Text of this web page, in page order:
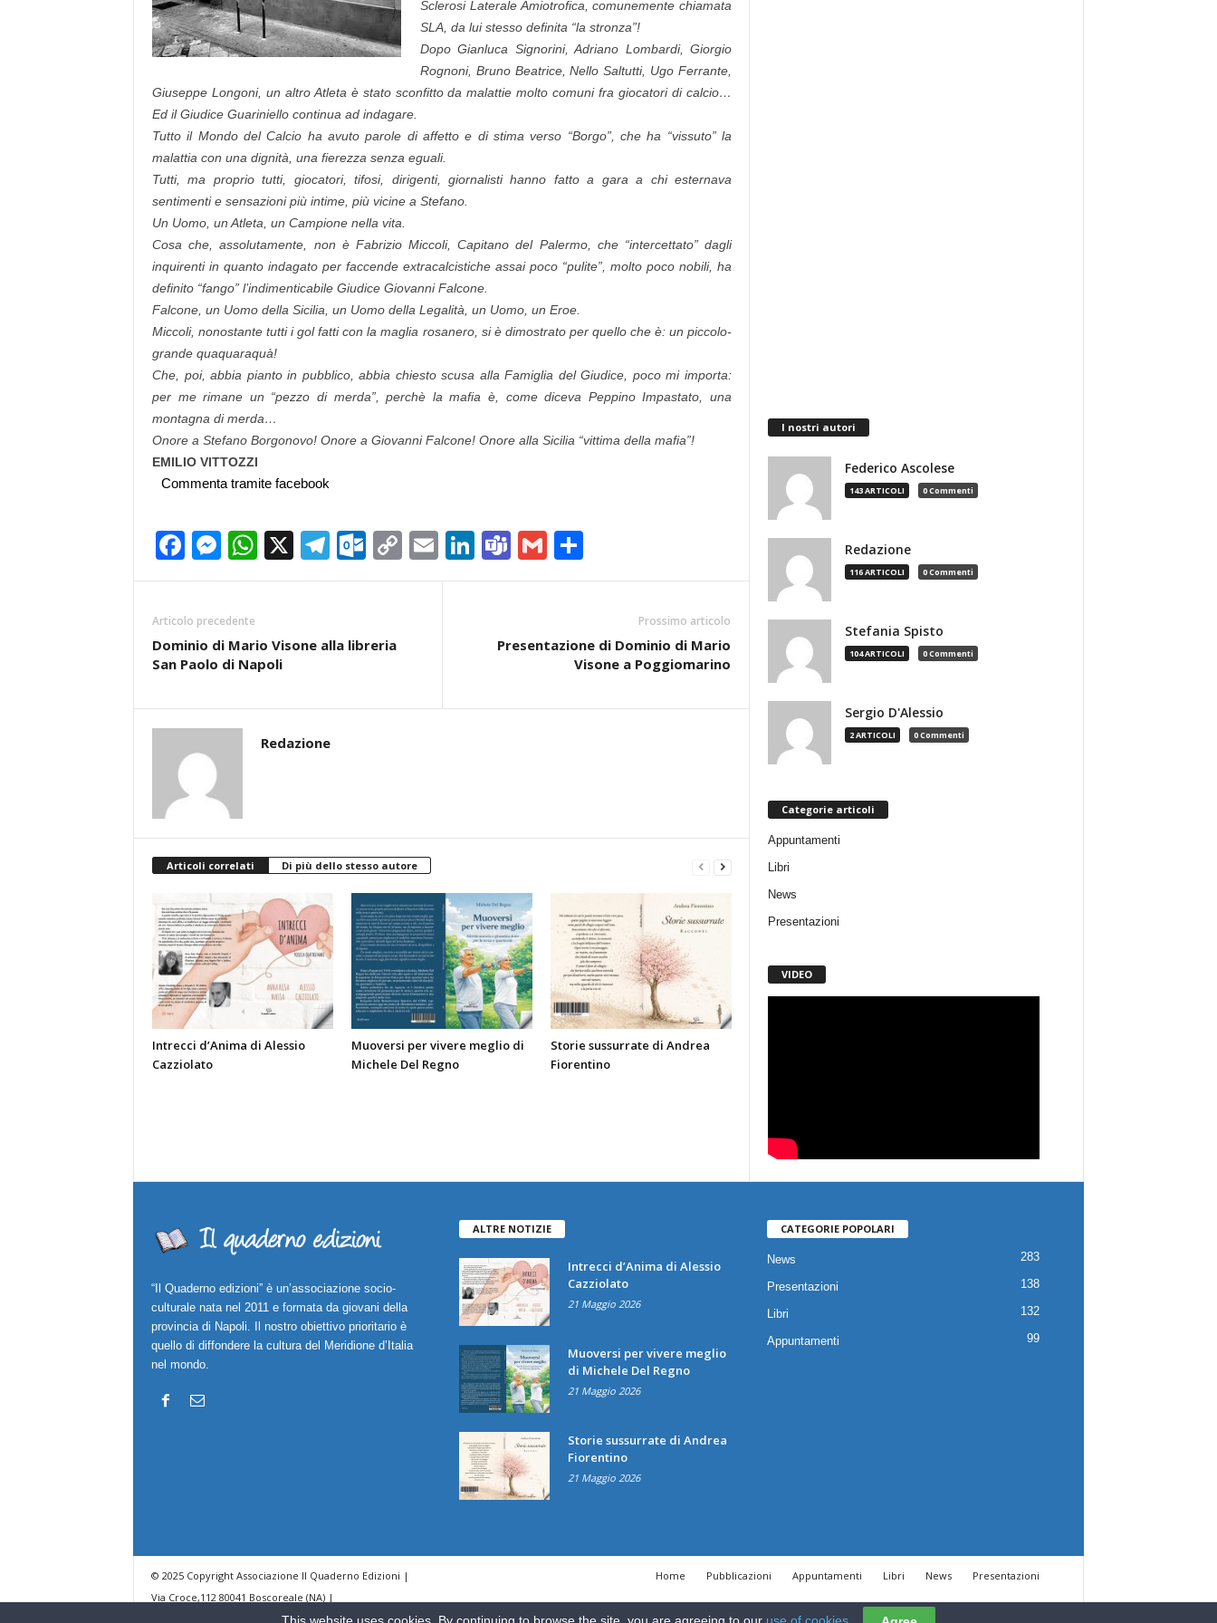
Sclerosi Laterale Amiotrofica, comunemente chiamata
SLA, da lui stesso definita “la stronza”!
Dopo Gianluca Signorini, Adriano Lombardi, Giorgio
Rognoni, Bruno Beatrice, Nello Saltutti, Ugo Ferrante,
Giuseppe Longoni, un altro Atleta è stato sconfitto da malattie molto comuni fra giocatori di calcio…
Ed il Giudice Guariniello continua ad indagare.
Tutto il Mondo del Calcio ha avuto parole di affetto e di stima verso “Borgo”, che ha “vissuto” la
malattia con una dignità, una fierezza senza eguali.
Tutti, ma proprio tutti, giocatori, tifosi, dirigenti, giornalisti hanno fatto a gara a chi esternava
sentimenti e sensazioni più intime, più vicine a Stefano.
Un Uomo, un Atleta, un Campione nella vita.
Cosa che, assolutamente, non è Fabrizio Miccoli, Capitano del Palermo, che “intercettato” dagli
inquirenti in quanto indagato per faccende extracalcistiche assai poco “pulite”, molto poco nobili, ha
definito “fango” l’indimenticabile Giudice Giovanni Falcone.
Falcone, un Uomo della Sicilia, un Uomo della Legalità, un Uomo, un Eroe.
Miccoli, nonostante tutti i gol fatti con la maglia rosanero, si è dimostrato per quello che è: un piccolo-
grande quaquaraquà!
Che, poi, abbia pianto in pubblico, abbia chiesto scusa alla Famiglia del Giudice, poco mi importa:
per me rimane un “pezzo di merda”, perchè la mafia è, come diceva Peppino Impastato, una
montagna di merda…
Onore a Stefano Borgonovo! Onore a Giovanni Falcone! Onore alla Sicilia “vittima della mafia”!
EMILIO VITTOZZI
Commenta tramite facebook
Facebook
Messenger
WhatsApp
X Telegram
Outlook.com
Copy
Link
EmailLinkedIn
TeamsGmail
Articolo precedente
Dominio di Mario Visone alla libreria
San Paolo di Napoli
Prossimo articolo
Presentazione di Dominio di Mario
Visone a Poggiomarino
Redazione
Articoli correlati Di più dello stesso autore
Intrecci d’Anima di Alessio
Cazziolato
Muoversi per vivere meglio di
Michele Del Regno
Storie sussurrate di Andrea
Fiorentino
I nostri autori
Federico Ascolese
143 ARTICOLI 0 Commenti
Redazione
116 ARTICOLI 0 Commenti
Stefania Spisto
104 ARTICOLI 0 Commenti
Sergio D'Alessio
2 ARTICOLI 0 Commenti
Categorie articoli
Appuntamenti
Libri
News
Presentazioni
VIDEO
“Il Quaderno edizioni” è un’associazione socio-
culturale nata nel 2011 e formata da giovani della
provincia di Napoli. Il nostro obiettivo prioritario è
quello di diffondere la cultura del Meridione d’Italia
nel mondo.
ALTRE NOTIZIE
Intrecci d’Anima di Alessio
Cazziolato
21 Maggio 2026
Muoversi per vivere meglio
di Michele Del Regno
21 Maggio 2026
Storie sussurrate di Andrea
Fiorentino
21 Maggio 2026
CATEGORIE POPOLARI
News 283
Presentazioni 138
Libri 132
Appuntamenti 99
© 2025 Copyright Associazione Il Quaderno Edizioni |
Via Croce,112 80041 Boscoreale (NA) |
ilquadernoedizioni@libero.it
Home Pubblicazioni Appuntamenti Libri News Presentazioni
This website uses cookies. By continuing to browse the site, you are agreeing to our use of cookies